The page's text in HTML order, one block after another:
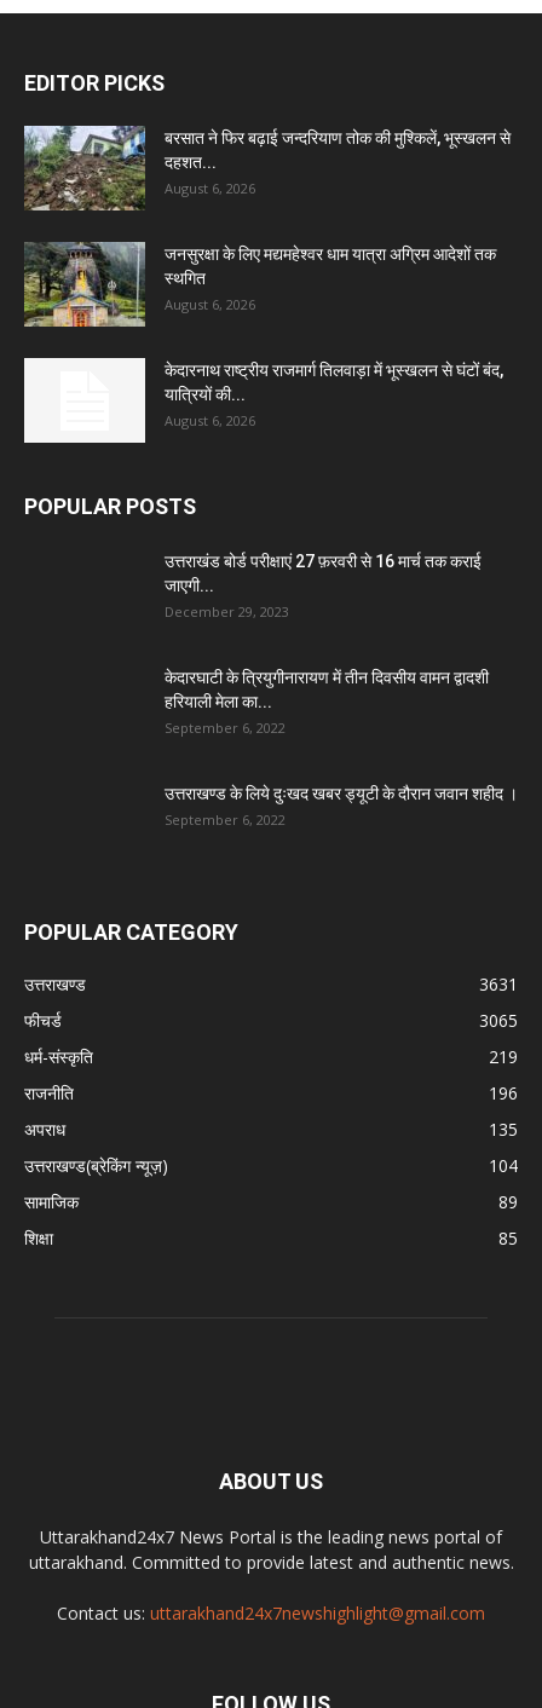
EDITOR PICKS
बरसात ने फिर बढ़ाई जन्दरियाण तोक की मुश्किलें, भूस्खलन से
दहशत...
August 6, 2026
जनसुरक्षा के लिए मद्यमहेश्वर धाम यात्रा अग्रिम आदेशों तक
स्थगित
August 6, 2026
केदारनाथ राष्ट्रीय राजमार्ग तिलवाड़ा में भूस्खलन से घंटों बंद,
यात्रियों की...
August 6, 2026
POPULAR POSTS
उत्तराखंड बोर्ड परीक्षाएं 27 फ़रवरी से 16 मार्च तक कराई
जाएगी...
December 29, 2023
केदारघाटी के त्रियुगीनारायण में तीन दिवसीय वामन द्वादशी
हरियाली मेला का...
September 6, 2022
उत्तराखण्ड के लिये दुःखद खबर ड्यूटी के दौरान जवान शहीद ।
September 6, 2022
POPULAR CATEGORY
उत्तराखण्ड
3631
फीचर्ड
3065
धर्म-संस्कृति
219
राजनीति
196
अपराध
135
उत्तराखण्ड(ब्रेकिंग न्यूज़)
104
सामाजिक
89
शिक्षा
85
ABOUT US
Uttarakhand24x7 News Portal is the leading news portal of
uttarakhand. Committed to provide latest and authentic news.
Contact us: uttarakhand24x7newshighlight@gmail.com